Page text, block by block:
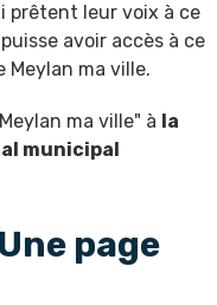
prêtent leur voix à ce
avoir accès à ce
Meylan ma ville.
ma ville" à la
municipal
page